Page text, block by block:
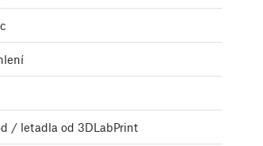
/ letadla od 3DLabPrint